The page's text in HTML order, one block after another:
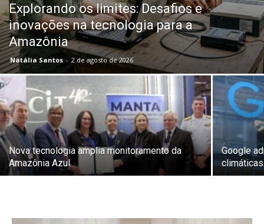
Explorando os limites: Desafios e
inovações na tecnologia para a
Amazônia
Natália Santos - 2 de agosto de 2026
Nova tecnologia amplia monitoramento da
Amazônia Azul
Google